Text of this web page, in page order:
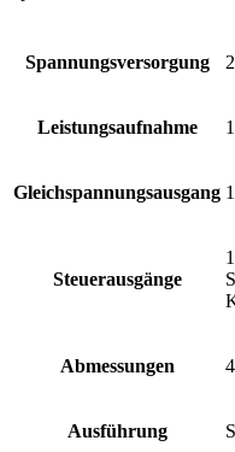
Spannungsversorgung
Leistungsaufnahme
Gleichspannungsausgang
Steuerausgänge
Abmessungen
Ausführung